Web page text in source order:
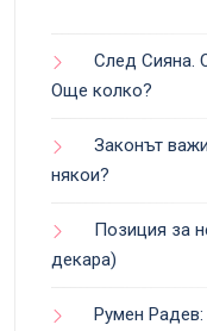
След Сияна.
Още колко?
Законът
някои?
Позиция за
декара)
Румен